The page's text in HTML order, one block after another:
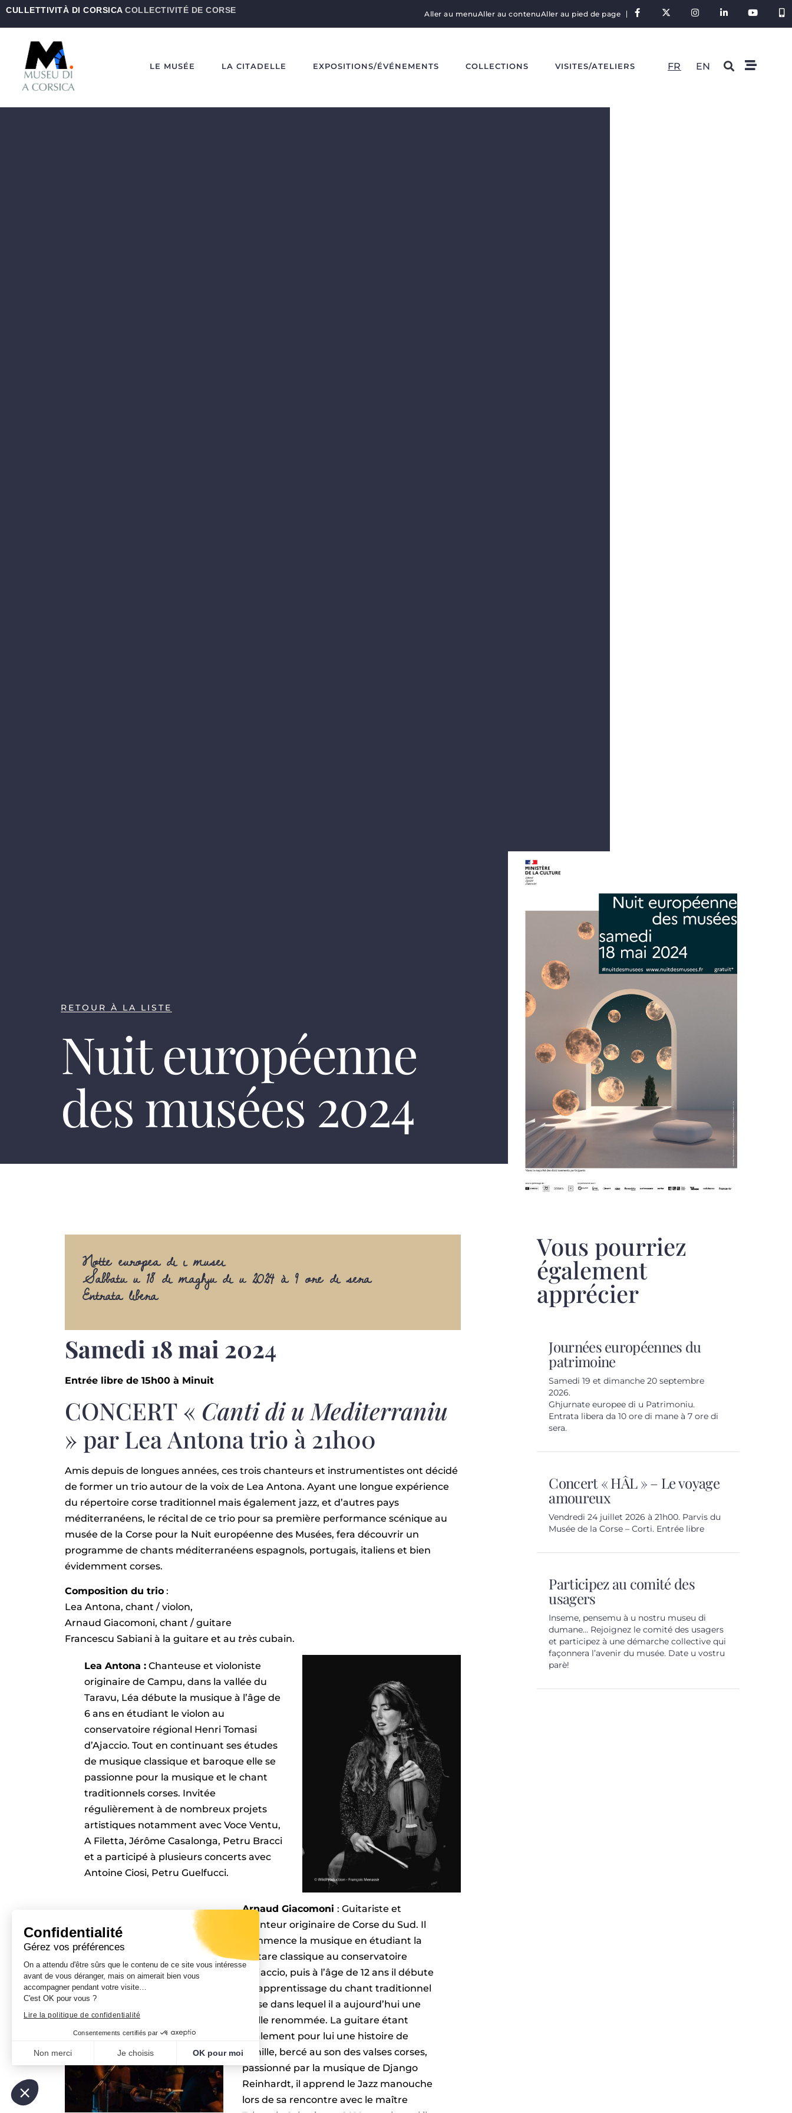
Confidentialité
Gérez vos préférences
On a attendu d'être sûrs que le contenu de ce site vous intéresse
avant de vous déranger, mais on aimerait bien vous
accompagner pendant votre visite…
C'est OK pour vous ?
Lire la politique de confidentialité
Consentements certifiés par
Non merci Je choisis OK pour moi
Plateforme de Gestion du Consentement : Personnalisez vos Options
Notre plateforme vous permet d'adapter et de gérer vos paramètres de confidentialité, en garantissant la conformité avec les réglementations. Personnalisez vos préférences pour
CULLETTIVITÀ DI CORSICA COLLECTIVITÉ DE CORSE Aller au menuAller au contenuAller au pied de page
LE MUSÉE LA CITADELLE EXPOSITIONS/ÉVÉNEMENTS COLLECTIONS VISITES/ATELIERS FR EN
RETOUR À LA LISTE
Nuit européenne
des musées 2024
Notte europea di i musei
Sabbatu u 18 di maghju di u 2024 à 9 ore di sera
Entrata libera
Samedi 18 mai 2024
Entrée libre de 15h00 à Minuit
CONCERT « Canti di u Mediterraniu
» par Lea Antona trio à 21h00
Amis depuis de longues années, ces trois chanteurs et instrumentistes ont décidé
de former un trio autour de la voix de Lea Antona. Ayant une longue expérience
du répertoire corse traditionnel mais également jazz, et d’autres pays
méditerranéens, le récital de ce trio pour sa première performance scénique au
musée de la Corse pour la Nuit européenne des Musées, fera découvrir un
programme de chants méditerranéens espagnols, portugais, italiens et bien
évidemment corses.
Composition du trio :
Lea Antona, chant / violon,
Arnaud Giacomoni, chant / guitare
Francescu Sabiani à la guitare et au très cubain.
Lea Antona :Chanteuse et violoniste
originaire de Campu, dans la vallée du
Taravu, Léa débute la musique à l’âge de
6 ans en étudiant le violon au
conservatoire régional Henri Tomasi
d’Ajaccio. Tout en continuant ses études
de musique classique et baroque elle se
passionne pour la musique et le chant
traditionnels corses. Invitée
régulièrement à de nombreux projets
artistiques notamment avec Voce Ventu,
A Filetta, Jérôme Casalonga, Petru Bracci
et a participé à plusieurs concerts avec
Antoine Ciosi, Petru Guelfucci.
Arnaud Giacomoni: Guitariste et
chanteur originaire de Corse du Sud. Il
commence la musique en étudiant la
guitare classique au conservatoire
d’Ajaccio, puis à l’âge de 12 ans il débute
un apprentissage du chant traditionnel
corse dans lequel il a aujourd’hui une
réelle renommée. La guitare étant
également pour lui une histoire de
famille, bercé au son des valses corses,
passionné par la musique de Django
Reinhardt, il apprend le Jazz manouche
lors de sa rencontre avec le maître
Vous pourriez
également
apprécier
Journées européennes du
patrimoine
Samedi 19 et dimanche 20 septembre
2026.
Ghjurnate europee di u Patrimoniu.
Entrata libera da 10 ore di mane à 7 ore di
sera.
Concert « HÂL » – Le voyage
amoureux
Vendredi 24 juillet 2026 à 21h00. Parvis du
Musée de la Corse – Corti. Entrée libre
Participez au comité des
usagers
Inseme, pensemu à u nostru museu di
dumane… Rejoignez le comité des usagers
et participez à une démarche collective qui
façonnera l’avenir du musée. Date u vostru
parè!